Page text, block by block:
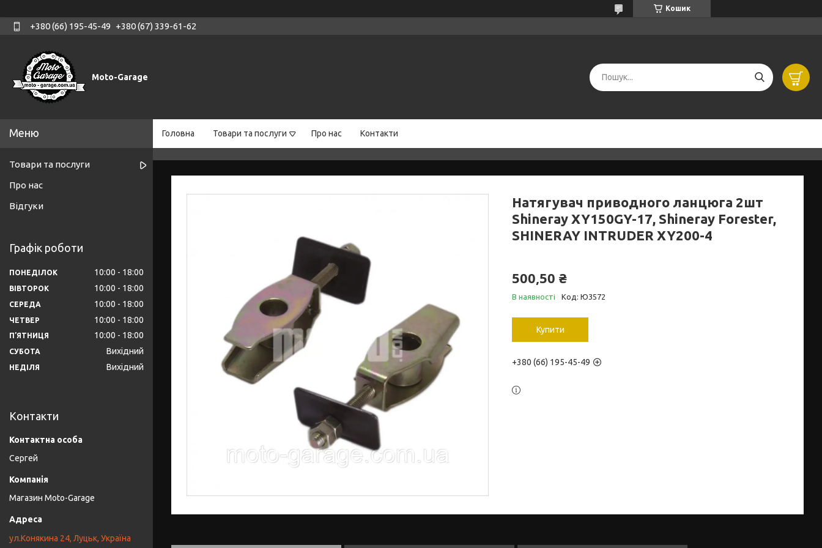
Кошик
+380 (66) 195-45-49 +380 (67) 339-61-62
Moto-Garage
Головна Товари та послуги Про нас Контакти
Натягувач приводного ланцюга 2шт
Shineray XY150GY-17, Shineray Forester,
SHINERAY INTRUDER XY200-4
500,50 ₴
В наявності Код: Ю3572
Купити
+380 (66) 195-45-49
Товари та послуги
Про нас
Відгуки
Графік роботи
ПОНЕДІЛОК 10:00 18:00
ВІВТОРОК 10:00 18:00
СЕРЕДА 10:00 18:00
ЧЕТВЕР 10:00 18:00
ПʼЯТНИЦЯ 10:00 18:00
СУБОТА Вихідний
НЕДІЛЯ Вихідний
Контакти
Сергей
Магазин Moto-Garage
ул.Конякина 24, Луцьк, Україна